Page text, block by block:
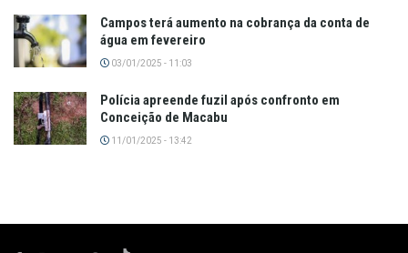
Campos terá aumento na cobrança da conta de
água em fevereiro
03/01/2025 - 11:03
Polícia apreende fuzil após confronto em
Conceição de Macabu
11/01/2025 - 13:42